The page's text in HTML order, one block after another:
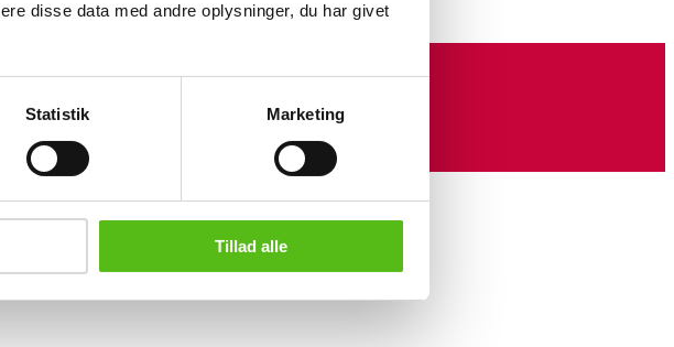
disse data med andre oplysninger, du har givet
Statistik Marketing
Tillad alle
din email.